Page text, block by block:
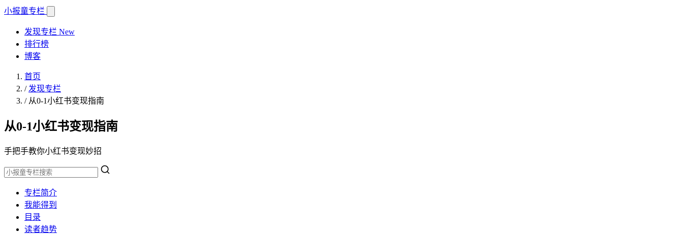
小报童专栏
发现专栏 New
排行榜
博客
首页
/ 发现专栏
/ 从0-1小红书变现指南
从0-1小红书变现指南
手把手教你小红书变现妙招
专栏简介
我能得到
目录
读者趋势